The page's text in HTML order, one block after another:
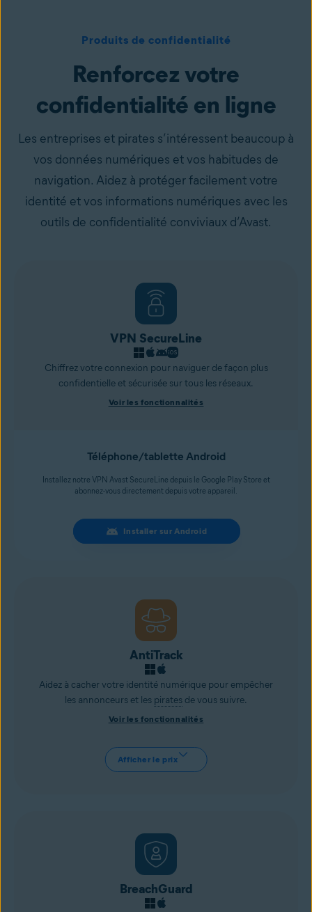
Produits de confidentialité
Renforcez votre
confidentialité en ligne
Les entreprises et pirates s’intéressent beaucoup à
vos données numériques et vos habitudes de
navigation. Aidez à protéger facilement votre
identité et vos informations numériques avec les
outils de confidentialité conviviaux d’Avast.
VPN SecureLine
Chiffrez votre connexion pour naviguer de façon plus
confidentielle et sécurisée sur tous les réseaux.
Voir les fonctionnalités
Téléphone/tablette Android
Installez notre VPN Avast SecureLine depuis le Google Play Store et
abonnez-vous directement depuis votre appareil.
Installer sur Android
AntiTrack
Aidez à cacher votre identité numérique pour empêcher
les annonceurs et les pirates de vous suivre.
Voir les fonctionnalités
Afficher le prix
BreachGuard